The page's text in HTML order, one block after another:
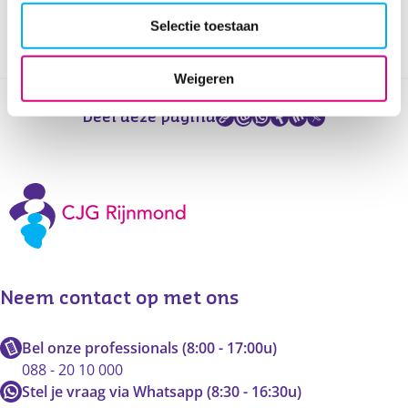
Selectie toestaan
Weigeren
praktische informatie.
Deel deze pagina
Neem contact op met ons
Bel onze professionals (8:00 - 17:00u)
088 - 20 10 000
Stel je vraag via Whatsapp (8:30 - 16:30u)